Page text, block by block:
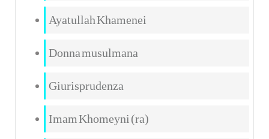
Ayatullah Khamenei
Donna musulmana
Giurisprudenza
Imam Khomeyni (ra)